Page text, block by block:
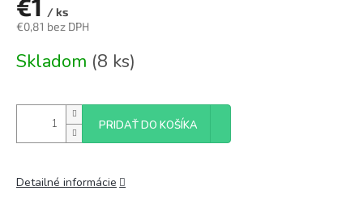
€1 / ks
€0,81 bez DPH
cena:
Skladom (8 ks)
PRIDAŤ DO KOŠÍKA
Detailné informácie